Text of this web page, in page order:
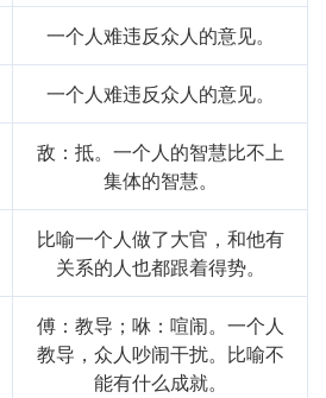
一个人难违反众人的意见。
一个人难违反众人的意见。
敌：抵。一个人的智慧比不上
集体的智慧。
比喻一个人做了大官，和他有
关系的人也都跟着得势。
傅：教导；咻：喧闹。一个人
教导，众人吵闹干扰。比喻不
能有什么成就。